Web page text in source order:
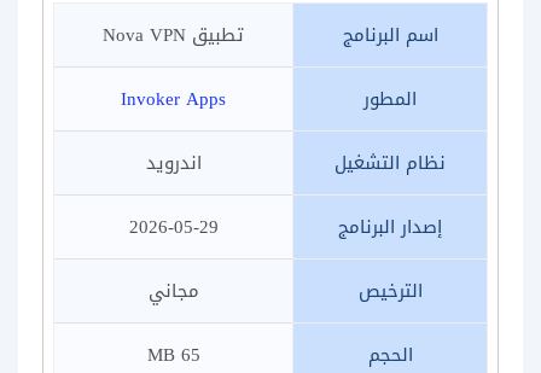
اسم البرنامج
تطبيق Nova VPN
المطور
Invoker Apps‏
نظام التشغيل
اندرويد
إصدار البرنامج
2026-05-29
الترخيص
مجاني
الحجم
65 MB